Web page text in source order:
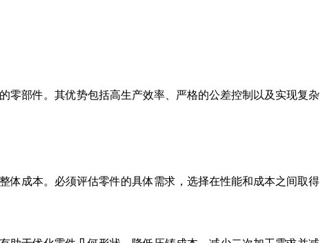
零部件。其优势包括高生产效率、严格的公差控制以及实现复杂
体成本。必须评估零件的具体需求，选择在性能和成本之间取得